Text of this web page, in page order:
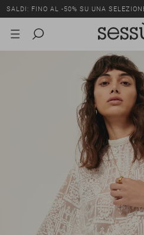
SALDI: FINO AL -50% SU UNA